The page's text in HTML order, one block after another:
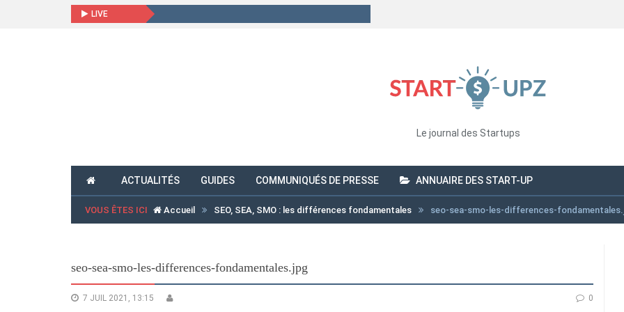
LIVE
Le journal des Startups
ACTUALITÉS GUIDES COMMUNIQUÉS DE PRESSE ANNUAIRE DES START-UP
VOUS ÊTES ICI Accueil SEO, SEA, SMO : les différences fondamentales seo-sea-smo-les-differences-
seo-sea-smo-les-differences-fondamentales.jpg
7 JUIL 2021, 13:15 0